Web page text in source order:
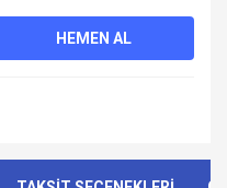
HEMEN AL